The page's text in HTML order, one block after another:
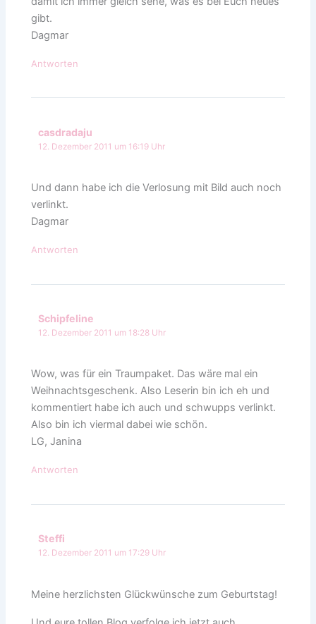
gibt.
Dagmar
Antworten
casdradaju
12. Dezember 2011 um 16:19 Uhr
Und dann habe ich die Verlosung mit Bild auch noch
verlinkt.
Dagmar
Antworten
Schipfeline
12. Dezember 2011 um 18:28 Uhr
Wow, was für ein Traumpaket. Das wäre mal ein
Weihnachtsgeschenk. Also Leserin bin ich eh und
kommentiert habe ich auch und schwupps verlinkt.
Also bin ich viermal dabei wie schön.
LG, Janina
Antworten
Steffi
12. Dezember 2011 um 17:29 Uhr
Meine herzlichsten Glückwünsche zum Geburtstag!